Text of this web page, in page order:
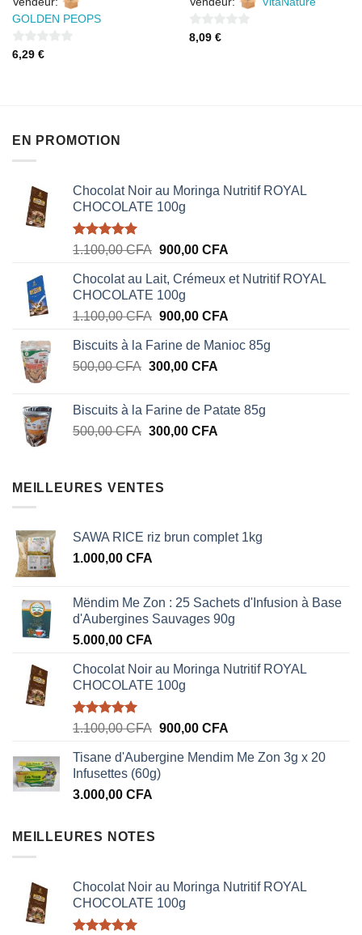
GOLDEN PEOPS
0
6,29 €
0
8,09 €
EN PROMOTION
Chocolat Noir au Moringa Nutritif ROYAL
CHOCOLATE 100g
Note5.00
1.100,00CFA Le
initial
était :
1.100,00 CFA.
900,00 CFALe
actuel
900,00 CFA.
Chocolat au Lait, Crémeux et Nutritif ROYAL
CHOCOLATE 100g
1.100,00CFA Le
initial
était :
900,00 CFALe
actuel
Biscuits à la Farine de Manioc 85g
500,00CFA Le
était :
500,00 CFA.
300,00 CFALe
est :
300,00 CFA.
Biscuits à la Farine de Patate 85g
500,00CFA Le
était :
300,00 CFALe
MEILLEURES VENTES
SAWA RICE riz brun complet 1kg
1.000,00 CFA
Mëndim Me Zon : 25 Sachets d'Infusion à Base
d'Aubergines Sauvages 90g
5.000,00 CFA
Chocolat Noir au Moringa Nutritif ROYAL
CHOCOLATE 100g
Note5.00
1.100,00CFA Le
initial
était :
900,00 CFALe
actuel
Tisane d'Aubergine Mendim Me Zon 3g x 20
Infusettes (60g)
3.000,00 CFA
MEILLEURES NOTES
Chocolat Noir au Moringa Nutritif ROYAL
CHOCOLATE 100g